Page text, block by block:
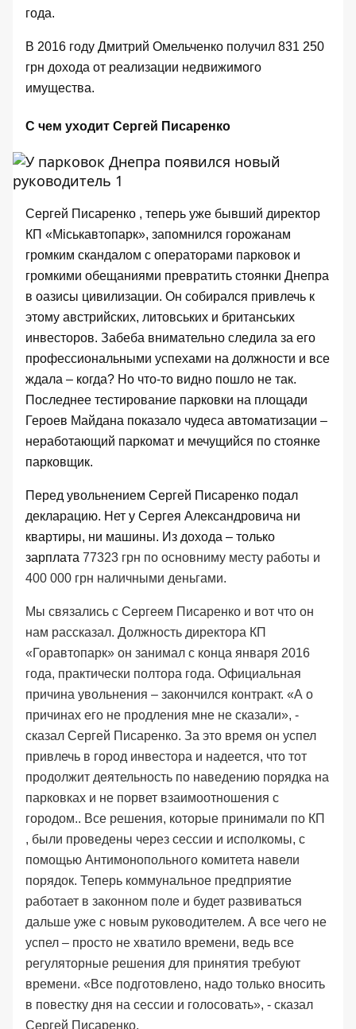
года.
В 2016 году Дмитрий Омельченко получил 831 250
грн дохода от реализации недвижимого
имущества.
С чем уходит Сергей Писаренко
Сергей Писаренко , теперь уже бывший директор
КП «Міськавтопарк», запомнился горожанам
громким скандалом с операторами парковок и
громкими обещаниями превратить стоянки Днепра
в оазисы цивилизации. Он собирался привлечь к
этому австрийских, литовських и британських
инвесторов. Забеба внимательно следила за его
профессиональными успехами на должности и все
ждала – когда? Но что-то видно пошло не так.
Последнее тестирование парковки на площади
Героев Майдана показало чудеса автоматизации –
неработающий паркомат и мечущийся по стоянке
парковщик.
Перед увольнением Сергей Писаренко подал
декларацию. Нет у Сергея Александровича ни
квартиры, ни машины. Из дохода – только
зарплата 77323 грн по основниму месту работы и
400 000 грн наличными деньгами.
Мы связались с Сергеем Писаренко и вот что он
нам рассказал. Должность директора КП
«Горавтопарк» он занимал с конца января 2016
года, практически полтора года. Официальная
причина увольнения – закончился контракт. «А о
причинах его не продления мне не сказали», -
сказал Сергей Писаренко. За это время он успел
привлечь в город инвестора и надеется, что тот
продолжит деятельность по наведению порядка на
парковках и не порвет взаимоотношения с
городом.. Все решения, которые принимали по КП
, были проведены через сессии и исполкомы, с
помощью Антимонопольного комитета навели
порядок. Теперь коммунальное предприятие
работает в законном поле и будет развиваться
дальше уже с новым руководителем. А все чего не
успел – просто не хватило времени, ведь все
регуляторные решения для принятия требуют
времени. «Все подготовлено, надо только вносить
в повестку дня на сессии и голосовать», - сказал
Сергей Писаренко.